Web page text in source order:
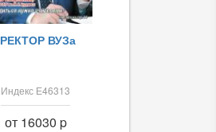
РЕКТОР ВУЗа
Индекс Е46313
от 16030 p